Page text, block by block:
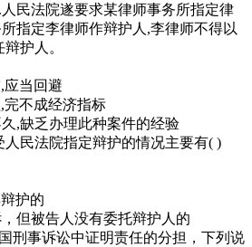
民法院遂要求某律师事务所指定律
指定李律师作辩护人,李律师不得以
护人。
应当回避
完不成经济指标
,缺乏办理此种案件的经验
人民法院指定辩护的情况主要有( )
护的
但被告人没有委托辩护人的
刑事诉讼中证明责任的分担，下列说